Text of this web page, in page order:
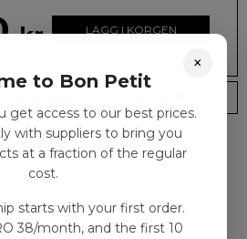
kr LÄGG I KORGEN
gillar
×
to Bon Petit
get access to our best prices.
with suppliers to bring you
at a fraction of the regular
cost.
starts with your first order.
38/month, and the first 10